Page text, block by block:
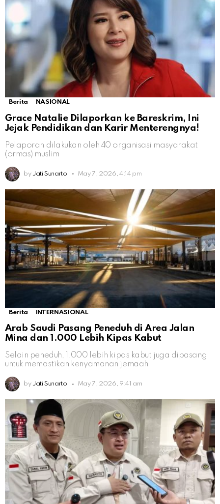
Berita NASIONAL
Grace Natalie Dilaporkan ke Bareskrim, Ini
Jejak Pendidikan dan Karir Menterengnya!
Pelaporan dilakukan oleh 40 organisasi masyarakat
(ormas) muslim
by Jati Sunarto May 7, 2026, 4:14 pm
Berita INTERNASIONAL
Arab Saudi Pasang Peneduh di Area Jalan
Mina dan 1.000 Lebih Kipas Kabut
Selain peneduh, 1.000 lebih kipas kabut juga dipasang
untuk memastikan kenyamanan jemaah
by Jati Sunarto May 7, 2026, 9:41 am